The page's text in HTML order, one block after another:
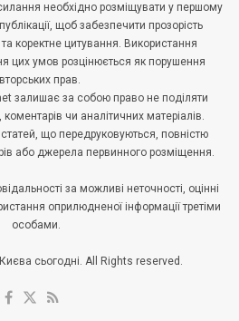
необхідно розміщувати у першому
щоб забезпечити прозорість
коректне цитування. Використання
цих умов розцінюється як порушення
прав.
залишає за собою право не поділяти
коментарів чи аналітичних матеріалів.
статей, що передруковуються, повністю
або джерела первинного розміщення.
за можливі неточності, оцінні
оприлюдненої інформації третіми
особами.
сьогодні. All Rights reserved.